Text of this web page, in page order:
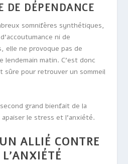
DE DÉPENDANCE
somnifères synthétiques,
ni de
elle ne provoque pas de
lendemain matin. C’est donc
sûre pour retrouver un sommeil
grand bienfait de la
le stress et l’anxiété.
ALLIÉ CONTRE